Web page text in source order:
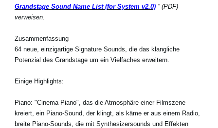
Grandstage Sound Name List (for System v2.0) ” (PDF)
verweisen.
Zusammenfassung
64 neue, einzigartige Signature Sounds, die das klangliche
Potenzial des Grandstage um ein Vielfaches erweitern.
Einige Highlights:
Piano: "Cinema Piano", das die Atmosphäre einer Filmszene
kreiert, ein Piano-Sound, der klingt, als käme er aus einem Radio,
breite Piano-Sounds, die mit Synthesizersounds und Effekten